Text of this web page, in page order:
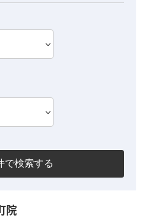
で検索する
院